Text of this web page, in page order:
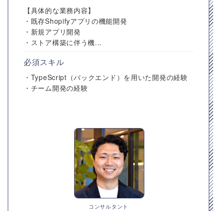
【具体的な業務内容】
・既存Shopifyアプリの機能開発
・新規アプリ開発
・ストア構築に伴う機...
必須スキル
・TypeScript（バックエンド）を用いた開発の経験
・チーム開発の経験
コンサルタント